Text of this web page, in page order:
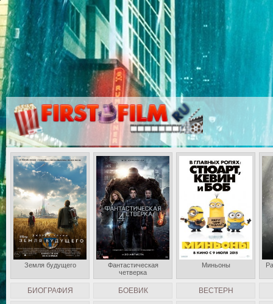
БИОГРАФИЯ БОЕВИК ВЕСТЕРН
Земля будущего
Фантастическая
четверка
Миньоны